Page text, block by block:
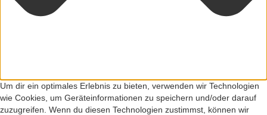
Um dir ein optimales Erlebnis zu bieten, verwenden wir Technologien
wie Cookies, um Geräteinformationen zu speichern und/oder darauf
zuzugreifen. Wenn du diesen Technologien zustimmst, können wir